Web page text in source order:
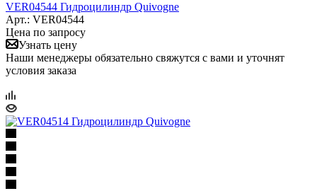
VER04544 Гидроцилиндр Quivogne
Арт.: VER04544
Цена по запросу
Узнать цену
Наши менеджеры обязательно свяжутся с вами и уточнят
условия заказа